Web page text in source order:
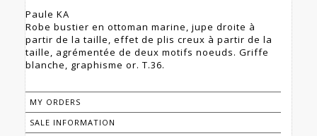
Paule KA
Robe bustier en ottoman marine, jupe droite à
partir de la taille, effet de plis creux à partir de la
taille, agrémentée de deux motifs noeuds. Griffe
blanche, graphisme or. T.36.
MY ORDERS
SALE INFORMATION